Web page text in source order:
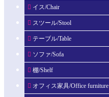
イス/Chair
スツール/Stool
テーブル/Table
ソファ/Sofa
棚/Shelf
オフィス家具/Office furniture